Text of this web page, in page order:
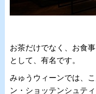
お茶だけでなく、お食
として、有名です。
みゅうウィーンでは、
ン・ショッテンシュテ